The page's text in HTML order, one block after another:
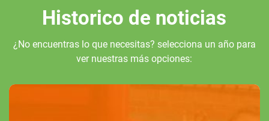
Historico de noticias
¿No encuentras lo que necesitas? selecciona un año para
ver nuestras más opciones: